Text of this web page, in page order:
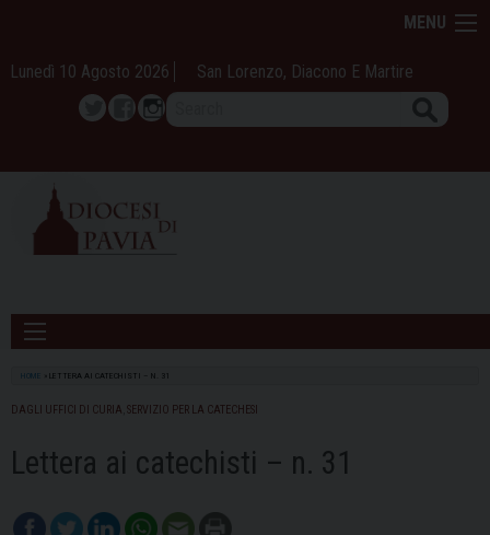
content
MENU
Lunedì 10 Agosto 2026 San Lorenzo, Diacono E Martire
TwitterFacebook
Instagram
HOME LETTERA AI CATECHISTI – N. 31
DAGLI UFFICI DI CURIA SERVIZIO PER LA CATECHESI
Lettera ai catechisti – n. 31